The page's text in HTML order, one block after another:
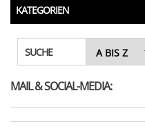
KATEGORIEN
SUCHE
MAIL & SOCIAL-MEDIA: